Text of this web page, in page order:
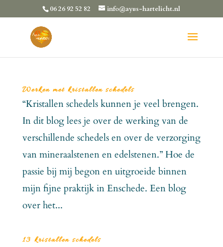
06 26 92 52 82 info@ayus-hartelicht.nl
Werken met kristallen schedels
“Kristallen schedels kunnen je veel brengen.
In dit blog lees je over de werking van de
verschillende schedels en over de verzorging
van mineraalstenen en edelstenen.” Hoe de
passie bij mij begon en uitgroeide binnen
mijn fijne praktijk in Enschede. Een blog
over het...
13 kristallen schedels